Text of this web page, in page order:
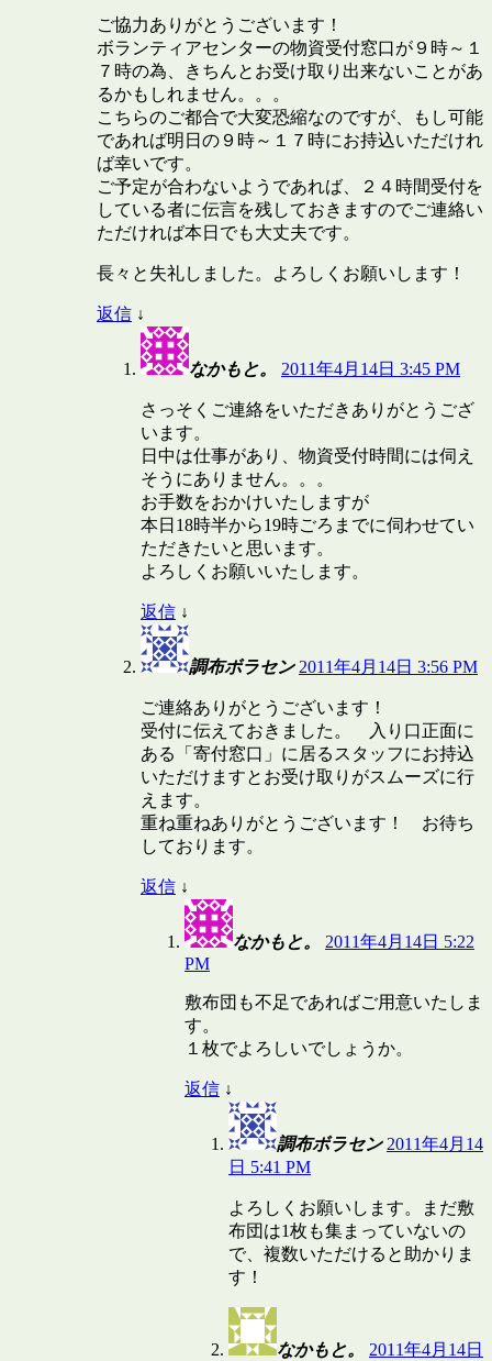
ご協力ありがとうございます！
ボランティアセンターの物資受付窓口が９時～１
７時の為、きちんとお受け取り出来ないことがあ
るかもしれません。。。
こちらのご都合で大変恐縮なのですが、もし可能
であれば明日の９時～１７時にお持込いただけれ
ば幸いです。
ご予定が合わないようであれば、２４時間受付を
している者に伝言を残しておきますのでご連絡い
ただければ本日でも大丈夫です。
長々と失礼しました。よろしくお願いします！
返信 ↓
なかもと。 2011年4月14日 3:45 PM
さっそくご連絡をいただきありがとうござ
います。
日中は仕事があり、物資受付時間には伺え
そうにありません。。。
お手数をおかけいたしますが
本日18時半から19時ごろまでに伺わせてい
ただきたいと思います。
よろしくお願いいたします。
返信 ↓
調布ボラセン 2011年4月14日 3:56 PM
ご連絡ありがとうございます！
受付に伝えておきました。 入り口正面に
ある「寄付窓口」に居るスタッフにお持込
いただけますとお受け取りがスムーズに行
えます。
重ね重ねありがとうございます！ お待ち
しております。
返信 ↓
なかもと。
2011年4月14日 5:22
PM
敷布団も不足であればご用意いたしま
す。
１枚でよろしいでしょうか。
返信 ↓
調布ボラセン 2011年4月14
日 5:41 PM
よろしくお願いします。まだ敷
布団は1枚も集まっていないの
で、複数いただけると助かりま
す！
なかもと。
2011年4月14日